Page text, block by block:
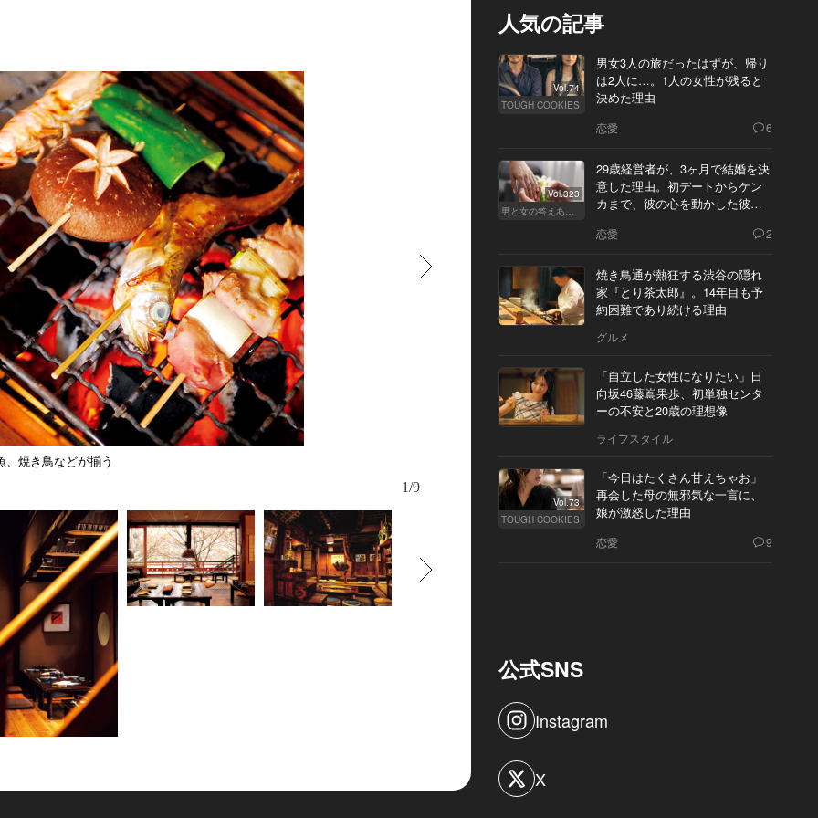
焼き鳥などが揃う
1/9
人気の記事
Vol.74
TOUGH COOKIES
男女3人の旅だったはずが、帰り
は2人に…。1人の女性が残ると
決めた理由
恋愛 6
Vol.323
男と女の答えあわせ【Q】
29歳経営者が、3ヶ月で結婚を決
意した理由。初デートからケン
カまで、彼の心を動かした彼女
恋愛 2
焼き鳥通が熱狂する渋谷の隠れ
家『とり茶太郎』。14年目も予
約困難であり続ける理由
グルメ
「自立した女性になりたい」日
向坂46藤嶌果歩、初単独センタ
ーの不安と20歳の理想像
ライフスタイル
Vol.73
TOUGH COOKIES
「今日はたくさん甘えちゃお」
再会した母の無邪気な一言に、
娘が激怒した理由
恋愛 9
公式SNS
Instagram
X